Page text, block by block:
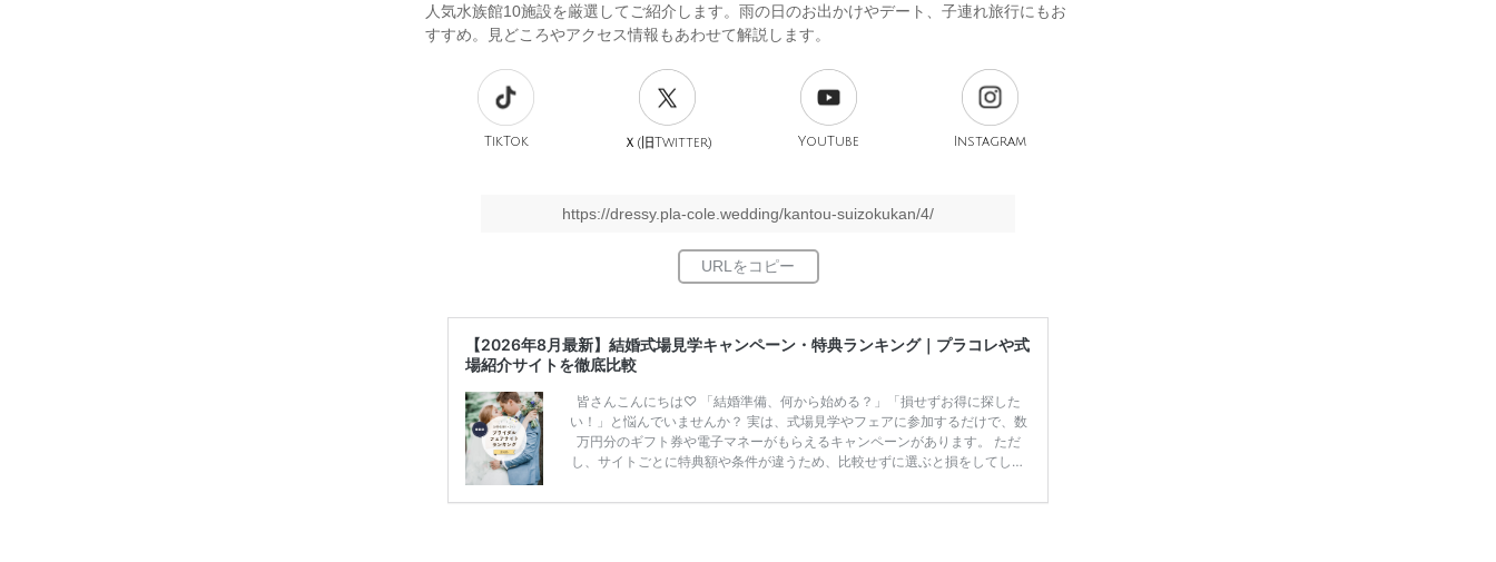
人気水族館10施設を厳選してご紹介します。雨の日のお出かけやデート、子連れ旅行にもお
すすめ。見どころやアクセス情報もあわせて解説します。
TikTok Ｘ(旧Twitter) YouTube Instagram
https://dressy.pla-cole.wedding/kantou-suizokukan/4/
【2026年8月最新】結婚式場見学キャンペーン・特典ランキング｜プラコレや式
場紹介サイトを徹底比較
皆さんこんにちは♡ 「結婚準備、何から始める？」「損せずお得に探した
い！」と悩んでいませんか？ 実は、式場見学やフェアに参加するだけで、数
万円分のギフト券や電子マネーがもらえるキャンペーンがあります。 ただ
し、サイトごとに特典額や条件が違うため、比較せずに選ぶと損をしてしま
ンペーン特典ランキングを公開！ 比較サイト：プラコレ、ゼクシィ、ハナユ